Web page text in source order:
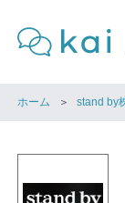
ホーム stand by